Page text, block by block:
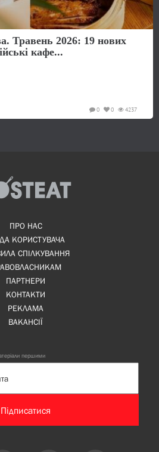
Травень 2026: 19 нових
кафе...
4237
0
0
ПРО НАС
КОРИСТУВАЧА
СПІЛКУВАННЯ
ПАРТНЕРИ
КОНТАКТИ
РЕКЛАМА
ВАКАНСІЇ
першими
Підписатися